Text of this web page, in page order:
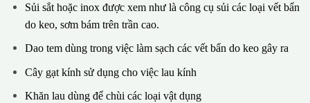
Sủi sắt hoặc inox được xem như là công cụ sủi các loại vết bẩn
do keo, sơm bám trên trần cao.
Dao tem dùng trong việc làm sạch các vết bẩn do keo gây ra
Cây gạt kính sử dụng cho việc lau kính
Khăn lau dùng để chùi các loại vật dụng